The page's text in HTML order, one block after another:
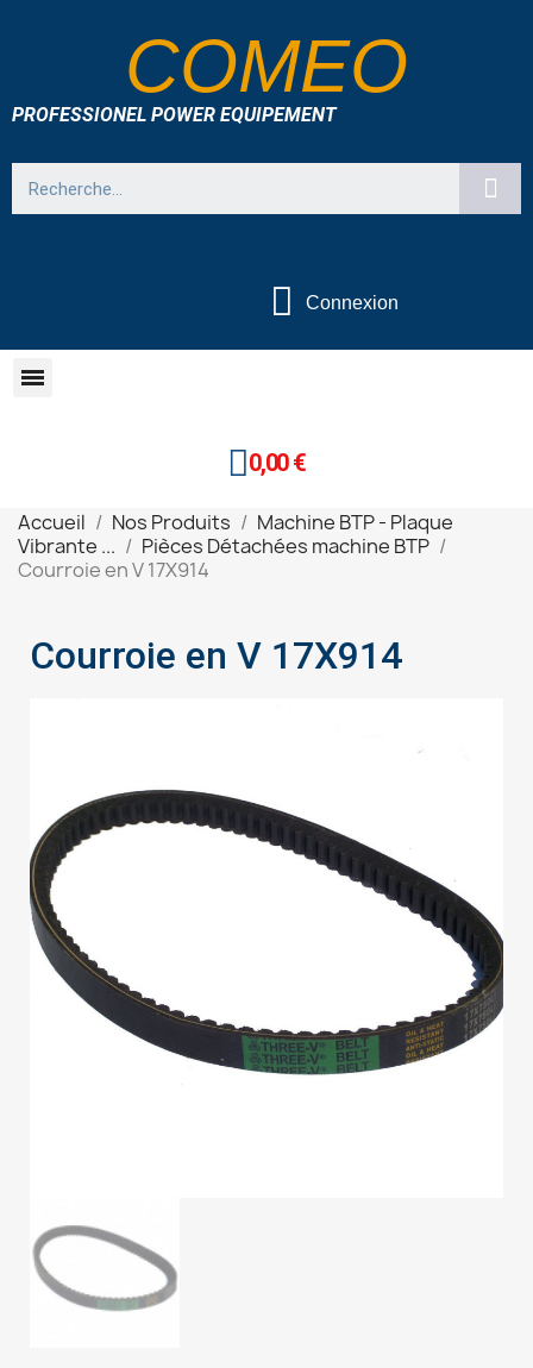
COMEO
PROFESSIONEL POWER EQUIPEMENT
Connexion
0,00 €
Accueil Nos Produits
Machine BTP - Plaque
Vibrante ...
Pièces Détachées machine BTP
Courroie en V 17X914
Courroie en V 17X914